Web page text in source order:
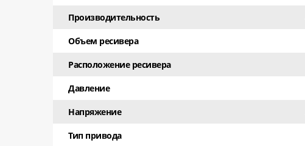
Производительность
Объем ресивера
Расположение ресивера
Давление
Напряжение
Тип привода